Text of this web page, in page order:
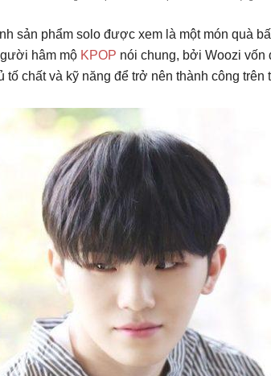
sản phẩm solo được xem là một món quà
hâm mộ KPOP nói chung, bởi Woozi vốn
tố chất và kỹ năng để trở nên thành công trên